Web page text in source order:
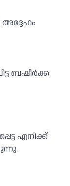
ബഷീർക്ക
എനിക്ക്